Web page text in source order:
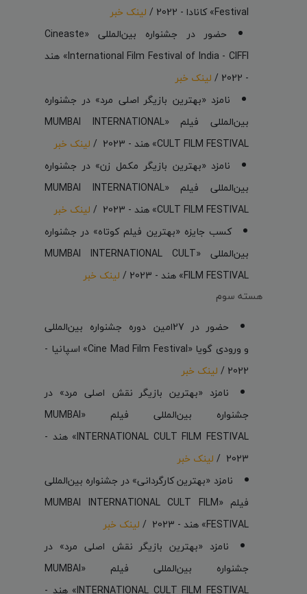
Festival» کانادا - 2022 /
لینک خبر
حضور در جشنواره بین‌المللی «Cineaste
International Film Festival of India - CIFFI» هند
- 2022 /
لینک خبر
نامزد «بهترین بازیگر اصلی مرد» در جشنواره
بین‌المللی فیلم «MUMBAI INTERNATIONAL
CULT FILM FESTIVAL» هند - 2023 /
لینک خبر
نامزد «بهترین بازیگر مکمل زن» در جشنواره
بین‌المللی فیلم «MUMBAI INTERNATIONAL
CULT FILM FESTIVAL» هند - 2023 /
لینک خبر
کسب جایزه «بهترین فیلم کوتاه» در جشنواره
بین‌المللی «MUMBAI INTERNATIONAL CULT
FILM FESTIVAL» هند - 2023 /
لینک خبر
هسته سوم
حضور در 27امین دوره جشنواره بین‌المللی
و ورودی گویا «Cine Mad Film Festival» اسپانیا -
2022 /
لینک خبر
نامزد «بهترین بازیگر نقش اصلی مرد» در
جشنواره بین‌المللی فیلم «MUMBAI
INTERNATIONAL CULT FILM FESTIVAL» هند -
2023 /
لینک خبر
نامزد «بهترین کارگردانی» در جشنواره بین‌المللی
فیلم «MUMBAI INTERNATIONAL CULT FILM
FESTIVAL» هند - 2023 /
لینک خبر
نامزد «بهترین بازیگر نقش اصلی مرد» در
جشنواره بین‌المللی فیلم «MUMBAI
INTERNATIONAL CULT FILM FESTIVAL» هند -